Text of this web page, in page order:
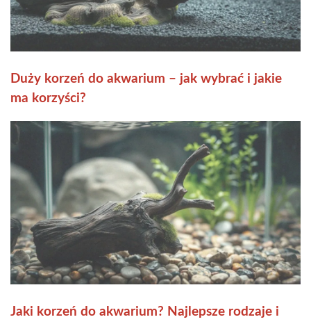
Duży korzeń do akwarium – jak wybrać i jakie
ma korzyści?
Jaki korzeń do akwarium? Najlepsze rodzaje i